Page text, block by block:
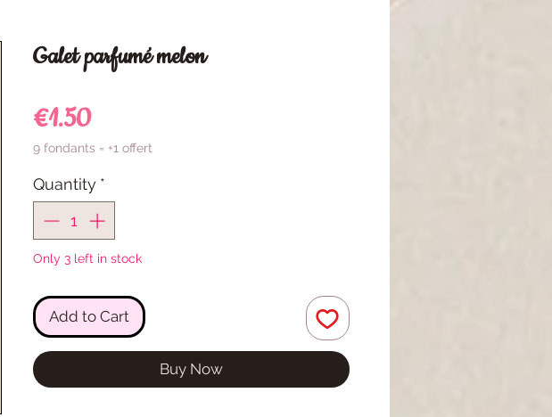
Galet parfumé melon
€1.50Price
9 fondants = +1 offert
Quantity *
Only 3 left in stock
Add to Cart
Buy Now